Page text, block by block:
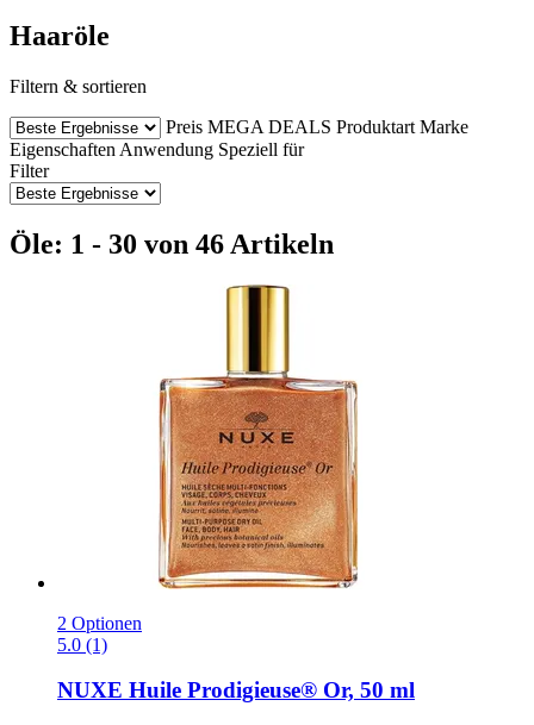
Haaröle
Filtern & sortieren
Preis MEGA DEALS Produktart Marke
Eigenschaften Anwendung Speziell für
Filter
Öle: 1 - 30 von 46 Artikeln
2 Optionen
5.0 (1)
NUXE Huile Prodigieuse® Or, 50 ml